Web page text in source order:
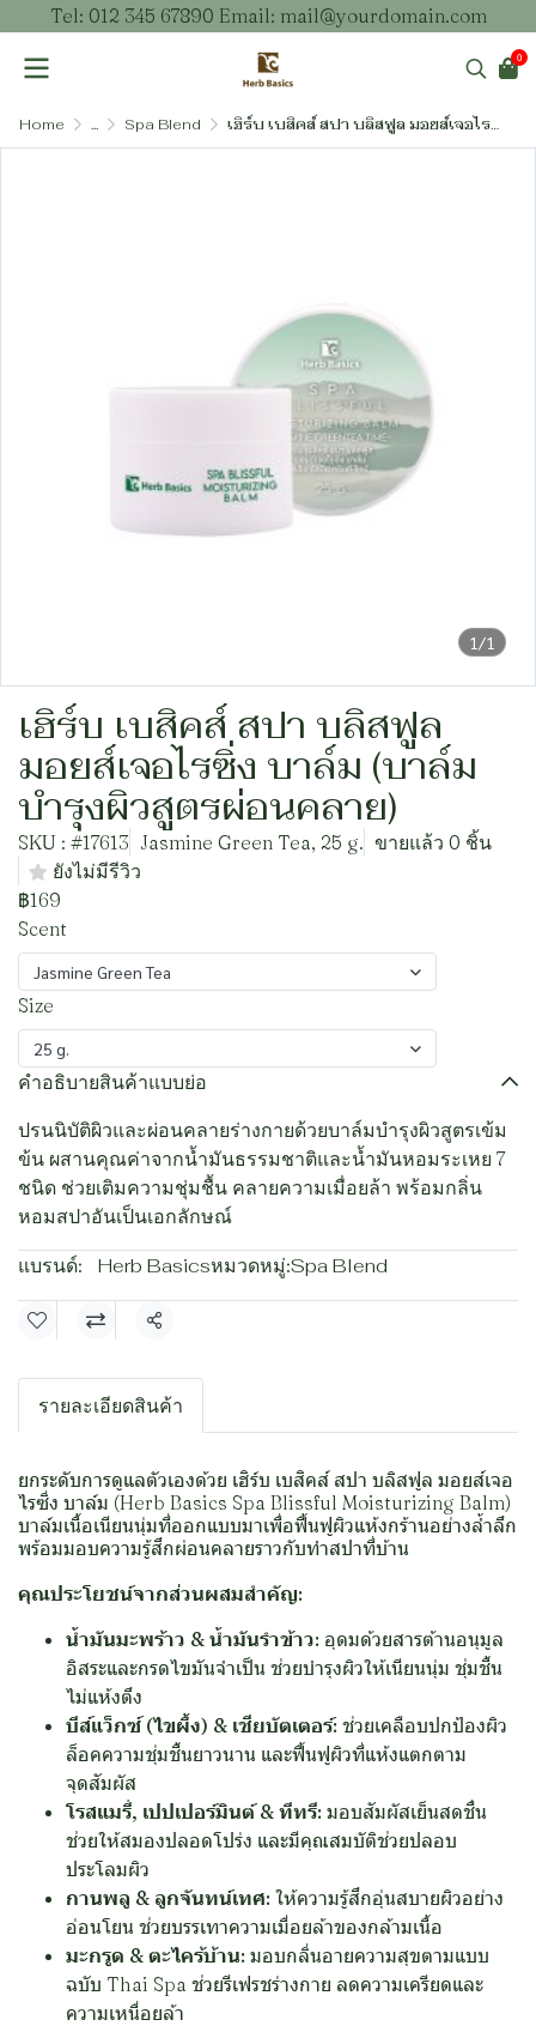
Tel: 012 345 67890 Email: mail@yourdomain.com
0
Home ... Spa Blend เฮิร์บ เบสิคส์ สปา บลิสฟูล มอยส์เจอไรซิ่ง บาล์ม (บาล์มบำรุงผิวสูตรผ่อนคลาย)
1/1
เฮิร์บ เบสิคส์ สปา บลิสฟูล
มอยส์เจอไรซิ่ง บาล์ม (บาล์ม
บำรุงผิวสูตรผ่อนคลาย)
SKU : #17613 Jasmine Green Tea, 25 g. ขายแล้ว 0 ชิ้น
ยังไม่มีรีวิว
฿169
Scent
Jasmine Green Tea
Size
25 g.
คำอธิบายสินค้าแบบย่อ
ปรนนิบัติผิวและผ่อนคลายร่างกายด้วยบาล์มบำรุงผิวสูตรเข้ม
ข้น ผสานคุณค่าจากน้ำมันธรรมชาติและน้ำมันหอมระเหย 7
ชนิด ช่วยเติมความชุ่มชื้น คลายความเมื่อยล้า พร้อมกลิ่น
หอมสปาอันเป็นเอกลักษณ์
แบรนด์: Herb Basicsหมวดหมู่:Spa Blend
แชร์
รายละเอียดสินค้า
ยกระดับการดูแลตัวเองด้วย เฮิร์บ เบสิคส์ สปา บลิสฟูล มอยส์เจอ
ไรซิ่ง บาล์ม (Herb Basics Spa Blissful Moisturizing Balm)
บาล์มเนื้อเนียนนุ่มที่ออกแบบมาเพื่อฟื้นฟูผิวแห้งกร้านอย่างล้ำลึก
พร้อมมอบความรู้สึกผ่อนคลายราวกับทำสปาที่บ้าน
คุณประโยชน์จากส่วนผสมสำคัญ:
น้ำมันมะพร้าว & น้ำมันรำข้าว: อุดมด้วยสารต้านอนุมูล
อิสระและกรดไขมันจำเป็น ช่วยบำรุงผิวให้เนียนนุ่ม ชุ่มชื้น
ไม่แห้งตึง
บีส์แว็กซ์ (ไขผึ้ง) & เชียบัตเตอร์: ช่วยเคลือบปกป้องผิว
ล็อคความชุ่มชื้นยาวนาน และฟื้นฟูผิวที่แห้งแตกตาม
จุดสัมผัส
โรสแมรี่, เปปเปอร์มินต์ & ทีทรี: มอบสัมผัสเย็นสดชื่น
ช่วยให้สมองปลอดโปร่ง และมีคุณสมบัติช่วยปลอบ
ประโลมผิว
กานพลู & ลูกจันทน์เทศ: ให้ความรู้สึกอุ่นสบายผิวอย่าง
อ่อนโยน ช่วยบรรเทาความเมื่อยล้าของกล้ามเนื้อ
มะกรูด & ตะไคร้บ้าน: มอบกลิ่นอายความสุขตามแบบ
ฉบับ Thai Spa ช่วยรีเฟรชร่างกาย ลดความเครียดและ
ความเหนื่อยล้า